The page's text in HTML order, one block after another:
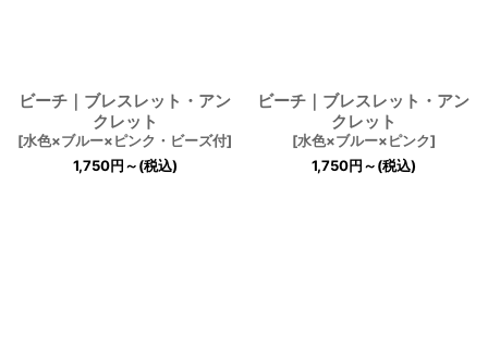
ビーチ｜ブレスレット・アン
クレット
[水色×ブルー×ピンク・ビーズ付]
1,750円～(税込)
ビーチ｜ブレスレット・アン
クレット
[水色×ブルー×ピンク]
1,750円～(税込)